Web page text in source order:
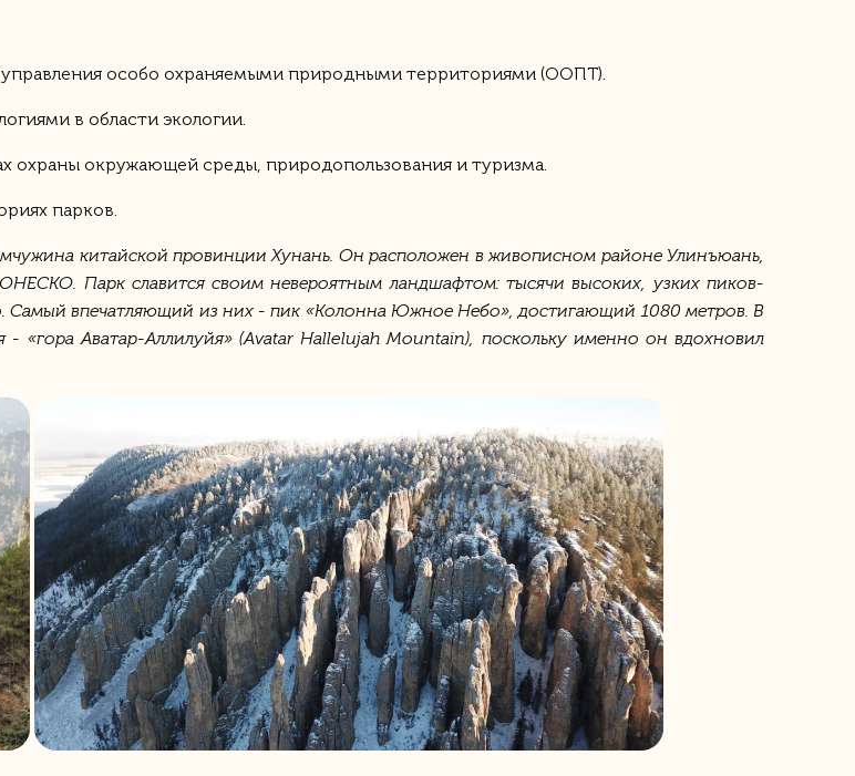
особо охраняемыми природными территориями (ООПТ).
в области экологии.
охраны окружающей среды, природопользования и туризма.
парков.
китайской провинции Хунань. Он расположен в живописном районе Улинъюань,
Парк славится своим невероятным ландшафтом: тысячи высоких, узких пиков-
Самый впечатляющий из них - пик «Колонна Южное Небо», достигающий 1080 метров. В
«гора Аватар-Аллилуйя» (Avatar Hallelujah Mountain), поскольку именно он вдохновил